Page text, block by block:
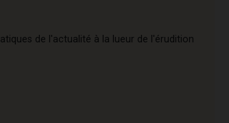
de l'actualité à la lueur de l'érudition